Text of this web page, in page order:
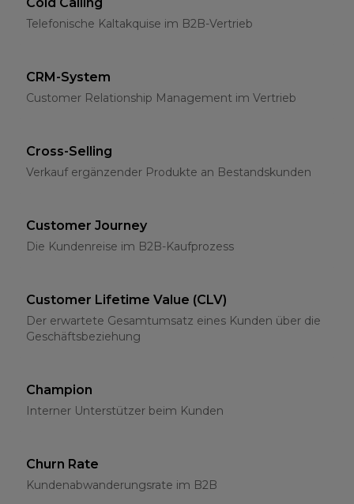
Telefonische Kaltakquise im B2B-Vertrieb
CRM-System
Customer Relationship Management im Vertrieb
Cross-Selling
Verkauf ergänzender Produkte an Bestandskunden
Customer Journey
Die Kundenreise im B2B-Kaufprozess
Customer Lifetime Value (CLV)
Der erwartete Gesamtumsatz eines Kunden über die
Geschäftsbeziehung
Champion
Interner Unterstützer beim Kunden
Churn Rate
Kundenabwanderungsrate im B2B